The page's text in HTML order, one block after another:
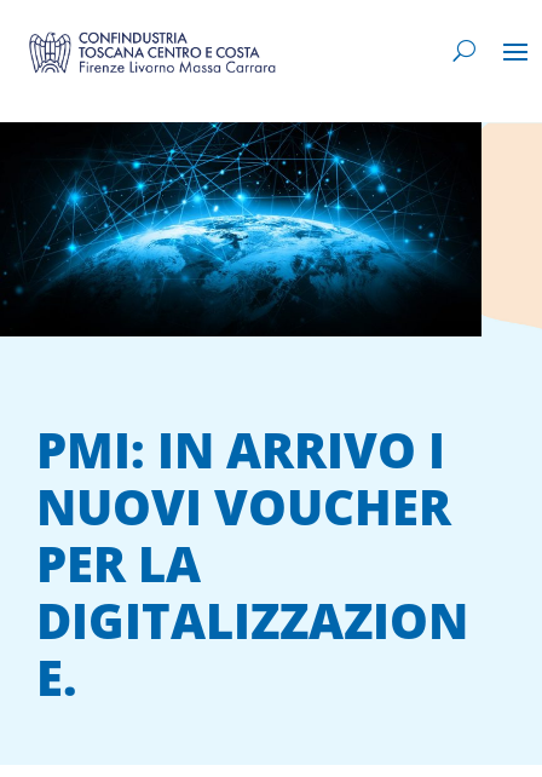
PMI: IN ARRIVO I
NUOVI VOUCHER
PER LA
DIGITALIZZAZION
E.